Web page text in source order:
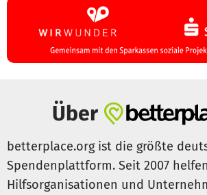
Über
betterplace.org ist die größte
Spendenplattform. Seit 2007
Hilfsorganisationen und